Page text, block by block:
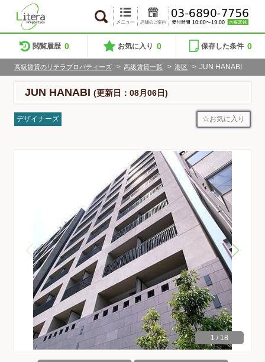
閲覧履歴 0 お気に入り 0 保存した条件 0
高級賃貸のリテラプロパティーズ > 高級賃貸一覧 > 港区 > JUN HANABI
JUN HANABI (更新日：08月06日)
デザイナーズ お気に入り
1 / 18